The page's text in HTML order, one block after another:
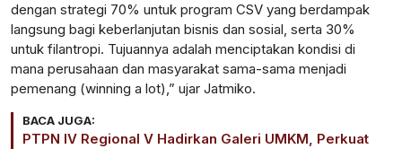
dengan strategi 70% untuk program CSV yang berdampak
langsung bagi keberlanjutan bisnis dan sosial, serta 30%
untuk filantropi. Tujuannya adalah menciptakan kondisi di
mana perusahaan dan masyarakat sama-sama menjadi
pemenang (winning a lot),” ujar Jatmiko.
BACA JUGA:
PTPN IV Regional V Hadirkan Galeri UMKM, Perkuat